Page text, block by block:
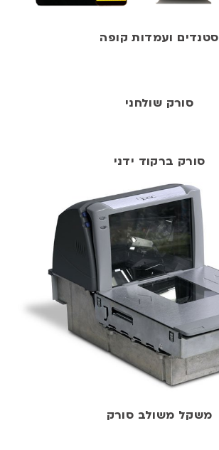
סטנדים ועמדות קופה
סורק שולחני
סורק ברקוד ידני
משקל משולב סורק